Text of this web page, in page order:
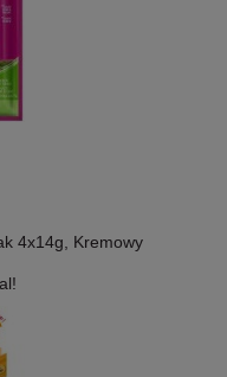
4x14g, Kremowy